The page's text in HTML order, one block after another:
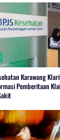
Karawang
Pemberitaan